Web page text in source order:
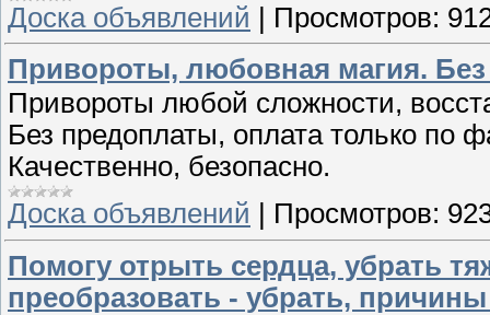
Доска объявлений
Просмотров:
Привороты, любовная магия. Без
Привороты любой сложности,
Без предоплаты, оплата только по
Качественно, безопасно.
Доска объявлений
Просмотров:
Помогу отрыть сердца, убрать
преобразовать - убрать,